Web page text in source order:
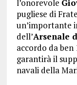
l’onorevole
pugliese di
un’importante
dell’Arsenale
accordo da ben
garantirà il
navali della